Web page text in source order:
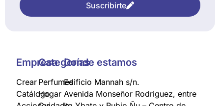
Suscribirte
Empresa
Crear
Catálogo
Categorías
Perfumes
Hogar
Donde estamos
Edificio Mannah s/n.
Avenida Monseñor Rodriguez, entre